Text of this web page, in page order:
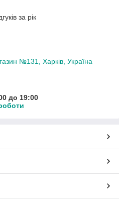
за рік
№131, Харків, Україна
до 19:00